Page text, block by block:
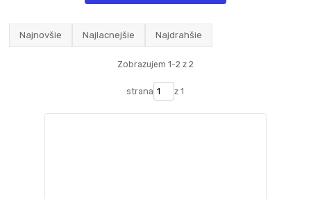
Najnovšie Najlacnejšie Najdrahšie
Zobrazujem 1-2 z 2
strana z 1